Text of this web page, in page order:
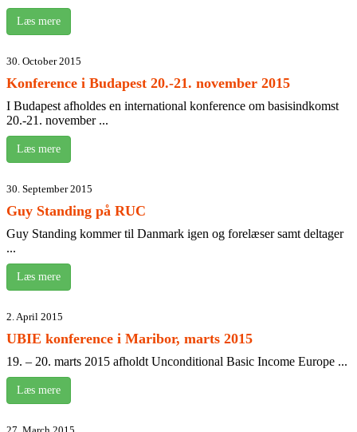
Læs mere
30. October 2015
Konference i Budapest 20.-21. november 2015
I Budapest afholdes en international konference om basisindkomst
20.-21. november ...
Læs mere
30. September 2015
Guy Standing på RUC
Guy Standing kommer til Danmark igen og forelæser samt deltager
...
Læs mere
2. April 2015
UBIE konference i Maribor, marts 2015
19. – 20. marts 2015 afholdt Unconditional Basic Income Europe ...
Læs mere